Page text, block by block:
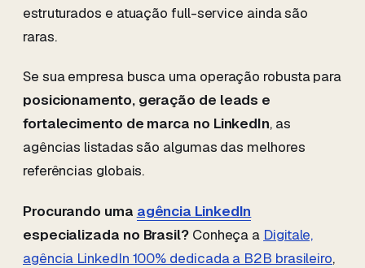
estruturados e atuação full-service ainda são
raras.
Se sua empresa busca uma operação robusta para
posicionamento, geração de leads e
fortalecimento de marca no LinkedIn, as
agências listadas são algumas das melhores
referências globais.
Procurando uma agência LinkedIn
especializada no Brasil?Conheça a Digitale,
agência LinkedIn 100% dedicada a B2B brasileiro,